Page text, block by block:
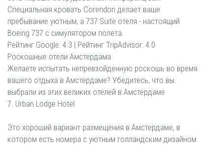
Специальная кровать Corendon делает ваше
пребывание уютным, а 737 Suite отеля - настоящий
Boeing 737 с симулятором полета.
Рейтинг Google: 4.3 | Рейтинг TripAdvisor: 4.0
Роскошные отели Амстердама
Желаете испытать непревзойденную роскошь во время
вашего отдыха в Амстердаме? Убедитесь, что вы
выбрали из этих великих отелей в Амстердаме
7. Urban Lodge Hotel
Это хороший вариант размещения в Амстердаме, в
котором есть номера с уютным голландским дизайном